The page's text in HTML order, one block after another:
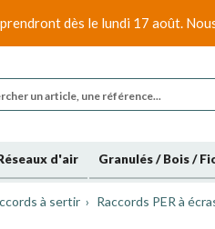
dès le lundi 17 août.
d'air Granulés / Bois /
à sertir
Raccords PER à